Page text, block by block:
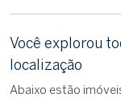
Você explorou
localização
Abaixo estão